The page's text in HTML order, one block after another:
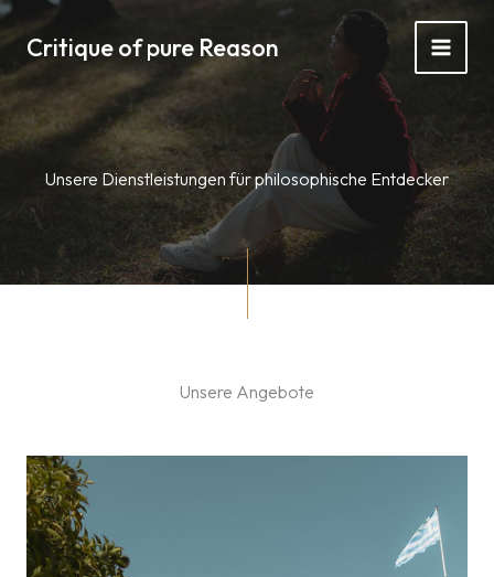
Zum
Inhalt
springen
Critique of pure Reason
Unsere Dienstleistungen für philosophische Entdecker
Unsere Angebote